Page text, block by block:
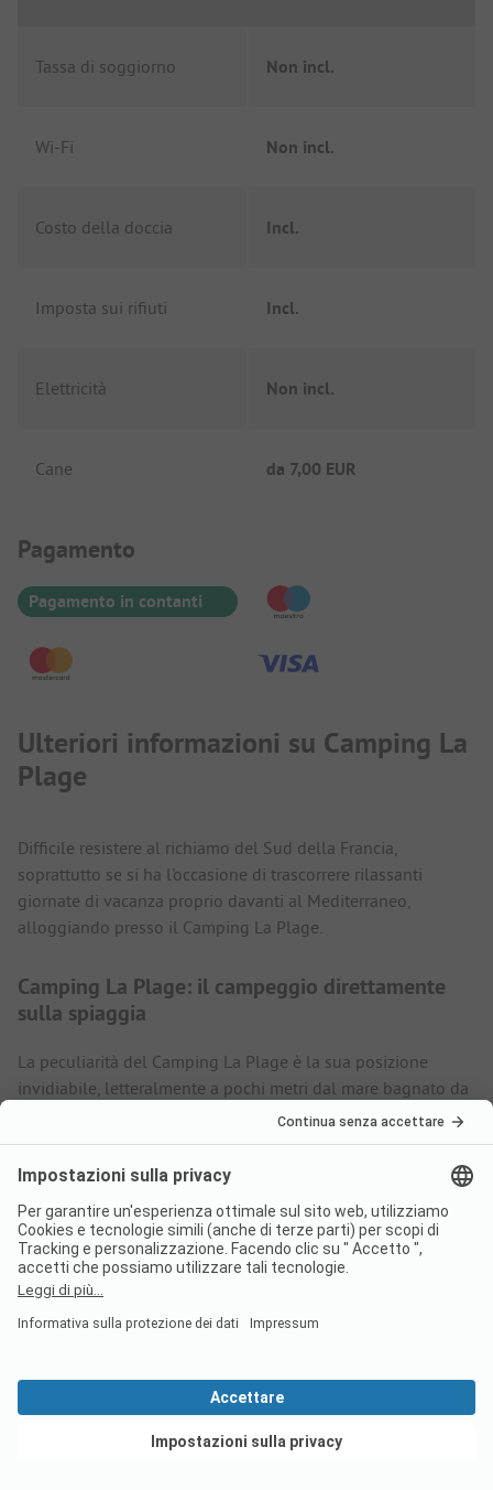
Tassa di soggiorno Non incl.
Wi-Fi Non incl.
Costo della doccia Incl.
Imposta sui rifiuti Incl.
Elettricità Non incl.
Cane da 7,00 EUR
Informazioni sul pagamento
Pagamento
Pagamento in contanti
Ulteriori informazioni su Camping La
Plage
Difficile resistere al richiamo del Sud della Francia,
soprattutto se si ha l'occasione di trascorrere rilassanti
giornate di vacanza proprio davanti al Mediterraneo,
alloggiando presso il Camping La Plage.
Camping La Plage: il campeggio direttamente
sulla spiaggia
La peculiarità del Camping La Plage è la sua posizione
invidiabile, letteralmente a pochi metri dal mare bagnato da
acque rinomate per la loro limpidezza, con fondali bassi
sicuri anche per i bambini. Le piazzole sono divise da alberi e
cespugli e c'è inoltre possibilità di prenotare delle case
campeggio includono area giochi, snack bar e adiacente
ristorante.
Tante attività tra storia, natura, mare e
divertimento
Il vicino centro cittadino fornisce ciò di cui si può avere
bisogno durante il soggiorno in campeggio, mentre nei
dintorni del Camping La Plage si possono organizzare
Vedi offerte